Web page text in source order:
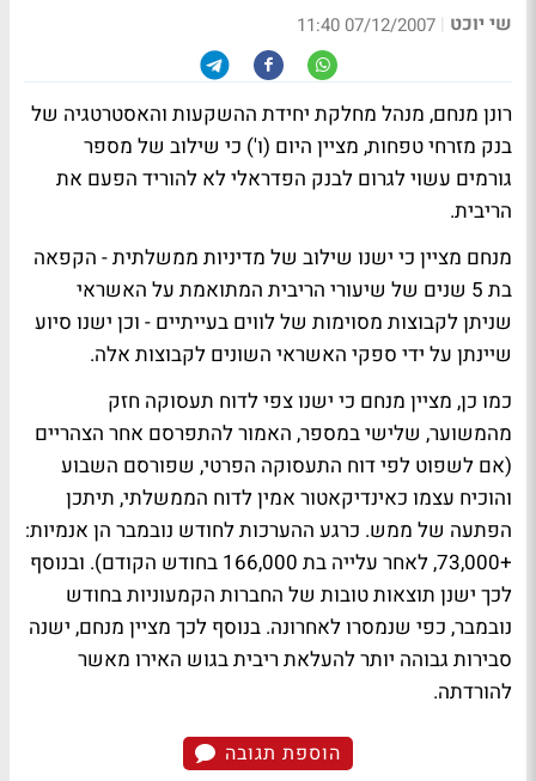
שי יוכט |
07/12/2007 11:40
רונן מנחם, מנהל מחלקת יחידת ההשקעות והאסטרטגיה של
בנק מזרחי טפחות, מציין היום (ו') כי שילוב של מספר
גורמים עשוי לגרום לבנק הפדראלי לא להוריד הפעם את
הריבית.
מנחם מציין כי ישנו שילוב של מדיניות ממשלתית - הקפאה
בת 5 שנים של שיעורי הריבית המתואמת על האשראי
שניתן לקבוצות מסוימות של לווים בעייתיים - וכן ישנו סיוע
שיינתן על ידי ספקי האשראי השונים לקבוצות אלה.
כמו כן, מציין מנחם כי ישנו צפי לדוח תעסוקה חזק
מהמשוער, שלישי במספר, האמור להתפרסם אחר הצהריים
(אם לשפוט לפי דוח התעסוקה הפרטי, שפורסם השבוע
והוכיח עצמו כאינדיקאטור אמין לדוח הממשלתי, תיתכן
הפתעה של ממש. כרגע ההערכות לחודש נובמבר הן אנמיות:
+73,000, לאחר עלייה בת 166,000 בחודש הקודם). ובנוסף
לכך ישנן תוצאות טובות של החברות הקמעוניות בחודש
נובמבר, כפי שנמסרו לאחרונה. בנוסף לכך מציין מנחם, ישנה
סבירות גבוהה יותר להעלאת ריבית בגוש האירו מאשר
להורדתה.
הוספת תגובה